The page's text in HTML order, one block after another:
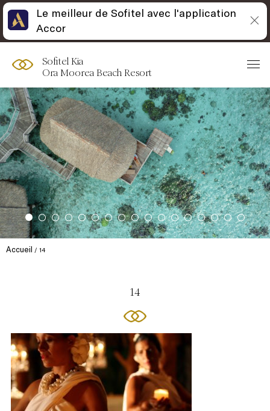
Sofitel Kia
Ora Moorea Beach Resort
Accueil 14
14
Le meilleur de Sofitel avec l'application
Accor